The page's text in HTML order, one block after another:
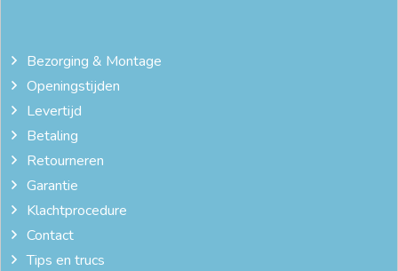
Bezorging & Montage
Openingstijden
Levertijd
Betaling
Retourneren
Garantie
Klachtprocedure
Contact
Tips en trucs